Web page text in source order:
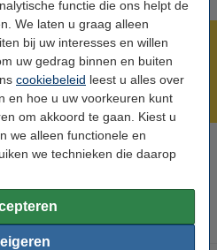
functie die ons helpt de
We laten u graag alleen
bij uw interesses en willen
uw gedrag binnen en buiten
cookiebeleid leest u alles over
en hoe u uw voorkeuren kunt
om akkoord te gaan. Kiest u
we alleen functionele en
we technieken die daarop
in huis!
ons op 0294-787125